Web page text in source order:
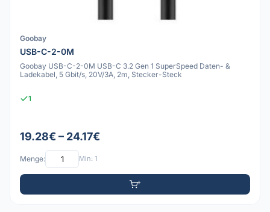
Goobay
USB-C-2-0M
Goobay USB-C-2-0M USB-C 3.2 Gen 1 SuperSpeed Daten- &
Ladekabel, 5 Gbit/s, 20V/3A, 2m, Stecker-Steck
1
19.28€ – 24.17€
Menge: Min: 1